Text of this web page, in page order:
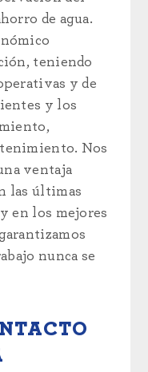
de agua.
teniendo
y de
y los
Nos
ventaja
las últimas
en los mejores
nunca se